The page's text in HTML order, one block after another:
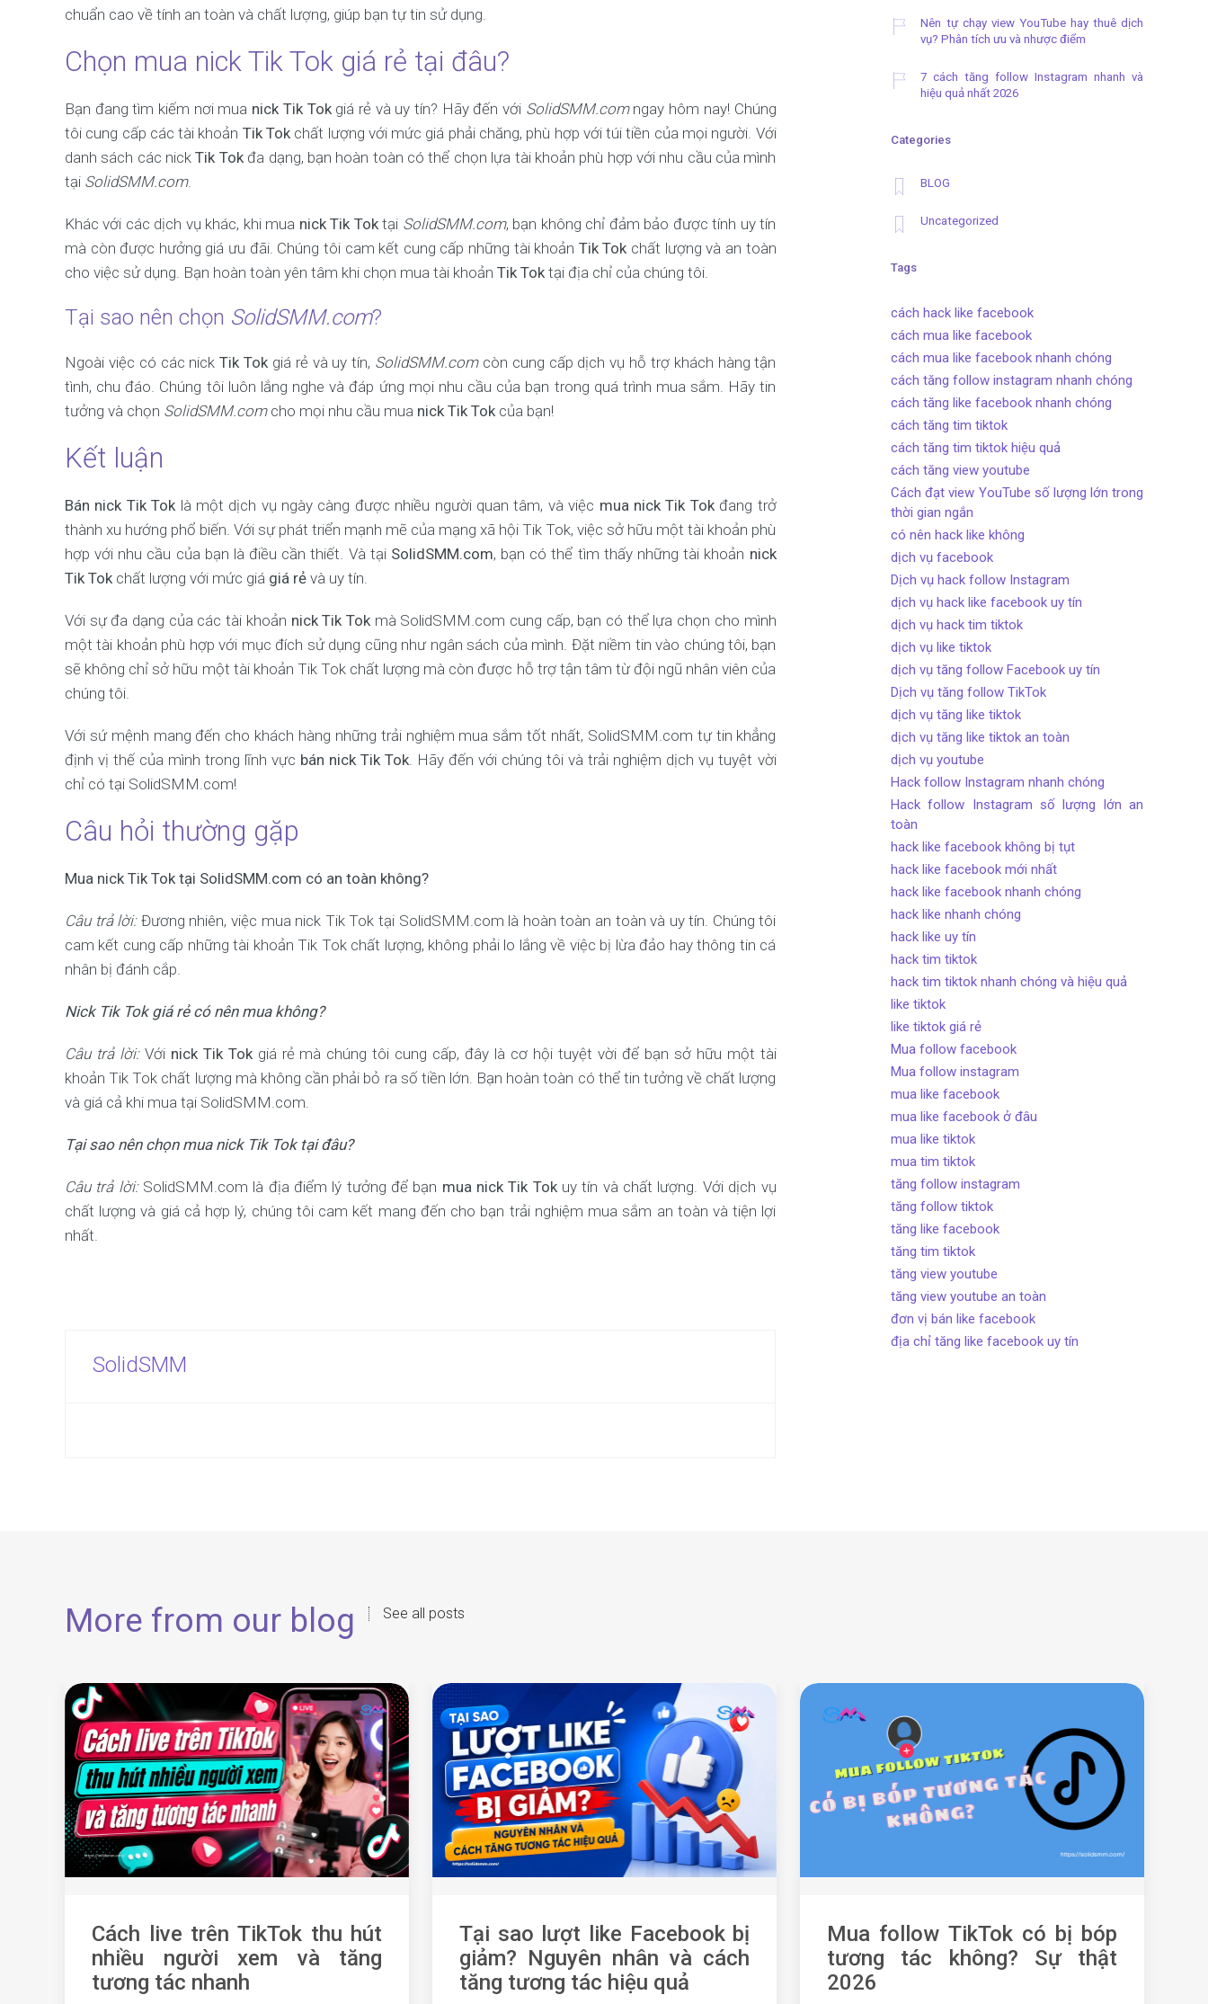
chuẩn cao về tính an toàn và chất lượng, giúp bạn tự tin sử dụng.
Chọn mua nick Tik Tok giá rẻ tại đâu?
Bạn đang tìm kiếm nơi mua nick Tik Tokgiá rẻ và uy tín? Hãy đến với SolidSMM.comngay hôm nay! Chúng
tôi cung cấp các tài khoản Tik Tok chất lượng với mức giá phải chăng, phù hợp với túi tiền của mọi người. Với
danh sách các nickTik Tokđa dạng, bạn hoàn toàn có thể chọn lựa tài khoản phù hợp với nhu cầu của mình
tại SolidSMM.com.
Khác với các dịch vụ khác, khi mua nick Tik Tok tại SolidSMM.com, bạn không chỉ đảm bảo được tính uy tín
mà còn được hưởng giá ưu đãi. Chúng tôi cam kết cung cấp những tài khoản Tik Tok chất lượng và an toàn
cho việc sử dụng. Bạn hoàn toàn yên tâm khi chọn mua tài khoản Tik Tok tại địa chỉ của chúng tôi.
Tại sao nên chọn SolidSMM.com?
Ngoài việc có các nickTik Tok giá rẻ và uy tín, SolidSMM.comcòn cung cấp dịch vụ hỗ trợ khách hàng tận
tình, chu đáo. Chúng tôi luôn lắng nghe và đáp ứng mọi nhu cầu của bạn trong quá trình mua sắm. Hãy tin
tưởng và chọn SolidSMM.comcho mọi nhu cầu mua nick Tik Tok của bạn!
Kết luận
Bán nick Tik Tok là một dịch vụ ngày càng được nhiều người quan tâm, và việc mua nick Tik Tokđang trở
thành xu hướng phổ biến. Với sự phát triển mạnh mẽ của mạng xã hội Tik Tok, việc sở hữu một tài khoản phù
hợp với nhu cầu của bạn là điều cần thiết. Và tại SolidSMM.com, bạn có thể tìm thấy những tài khoản nick
Tik Tok chất lượng với mức giá giá rẻ và uy tín.
Với sự đa dạng của các tài khoản nick Tik Tokmà SolidSMM.com cung cấp, bạn có thể lựa chọn cho mình
một tài khoản phù hợp với mục đích sử dụng cũng như ngân sách của mình. Đặt niềm tin vào chúng tôi, bạn
sẽ không chỉ sở hữu một tài khoản Tik Tok chất lượng mà còn được hỗ trợ tận tâm từ đội ngũ nhân viên của
chúng tôi.
Với sứ mệnh mang đến cho khách hàng những trải nghiệm mua sắm tốt nhất, SolidSMM.com tự tin khẳng
định vị thế của mình trong lĩnh vực bán nick Tik Tok. Hãy đến với chúng tôi và trải nghiệm dịch vụ tuyệt vời
chỉ có tại SolidSMM.com!
Câu hỏi thường gặp
Mua nick Tik Tok tại SolidSMM.com có an toàn không?
Câu trả lời:Đương nhiên, việc mua nick Tik Tok tại SolidSMM.com là hoàn toàn an toàn và uy tín. Chúng tôi
cam kết cung cấp những tài khoản Tik Tok chất lượng, không phải lo lắng về việc bị lừa đảo hay thông tin cá
nhân bị đánh cắp.
Nick Tik Tok giá rẻ có nên mua không?
Câu trả lời:Với nick Tik Tokgiá rẻ mà chúng tôi cung cấp, đây là cơ hội tuyệt vời để bạn sở hữu một tài
khoản Tik Tok chất lượng mà không cần phải bỏ ra số tiền lớn. Bạn hoàn toàn có thể tin tưởng về chất lượng
và giá cả khi mua tại SolidSMM.com.
Tại sao nên chọn mua nick Tik Tok tại đâu?
Câu trả lời:SolidSMM.com là địa điểm lý tưởng để bạn mua nick Tik Tokuy tín và chất lượng. Với dịch vụ
chất lượng và giá cả hợp lý, chúng tôi cam kết mang đến cho bạn trải nghiệm mua sắm an toàn và tiện lợi
nhất.
SolidSMM
Nên tự chạy view YouTube hay thuê dịch
vụ? Phân tích ưu và nhược điểm
7 cách tăng follow Instagram nhanh và
hiệu quả nhất 2026
Categories
BLOG
Uncategorized
Tags
cách hack like facebook
cách mua like facebook
cách mua like facebook nhanh chóng
cách tăng follow instagram nhanh chóng
cách tăng like facebook nhanh chóng
cách tăng tim tiktok
cách tăng tim tiktok hiệu quả
cách tăng view youtube
Cách đạt view YouTube số lượng lớn trong
thời gian ngắn
có nên hack like không
dịch vụ facebook
Dịch vụ hack follow Instagram
dịch vụ hack like facebook uy tín
dịch vụ hack tim tiktok
dịch vụ like tiktok
dịch vụ tăng follow Facebook uy tín
Dịch vụ tăng follow TikTok
dịch vụ tăng like tiktok
dịch vụ tăng like tiktok an toàn
dịch vụ youtube
Hack follow Instagram nhanh chóng
Hack follow Instagram số lượng lớn an
toàn
hack like facebook không bị tụt
hack like facebook mới nhất
hack like facebook nhanh chóng
hack like nhanh chóng
hack like uy tín
hack tim tiktok
hack tim tiktok nhanh chóng và hiệu quả
like tiktok
like tiktok giá rẻ
Mua follow facebook
Mua follow instagram
mua like facebook
mua like facebook ở đâu
mua like tiktok
mua tim tiktok
tăng follow instagram
tăng follow tiktok
tăng like facebook
tăng tim tiktok
tăng view youtube
tăng view youtube an toàn
đơn vị bán like facebook
địa chỉ tăng like facebook uy tín
More from our blog See all posts
Cách live trên TikTok thu hút
nhiều người xem và tăng
tương tác nhanh
Tại sao lượt like Facebook bị
giảm? Nguyên nhân và cách
tăng tương tác hiệu quả
Mua follow TikTok có bị bóp
tương tác không? Sự thật
2026